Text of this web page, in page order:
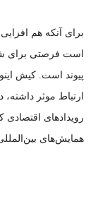
برای آنکه هم
است فرصتی برای
ارتباط موثر
رویدادهای اقتصادی
همایش‌های